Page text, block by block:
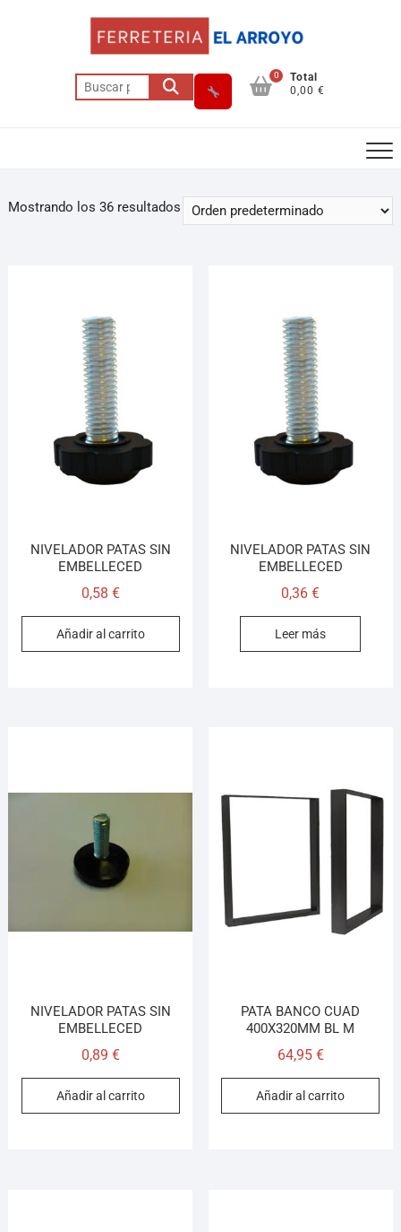
0
Total
0,00 €
Mostrando los 36 resultados
NIVELADOR PATAS SIN
EMBELLECED
0,58 €
Añadir al carrito
NIVELADOR PATAS SIN
EMBELLECED
0,36€
Leer más
NIVELADOR PATAS SIN
EMBELLECED
0,89 €
Añadir al carrito
PATA BANCO CUAD
400X320MM BL M
64,95 €
Añadir al carrito
Asesor El Arroyo
En línea · responde en segundos
Llamar (cerrado) Cómo llegar
Cuéntame qué necesitas y te ayudo a encontrarlo,
aunque no sepas el nombre exacto